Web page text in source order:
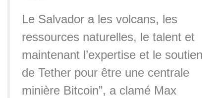
Le Salvador a les volcans, les
ressources naturelles, le talent et
maintenant l’expertise et le soutien
de Tether pour être une centrale
minière Bitcoin”, a clamé Max